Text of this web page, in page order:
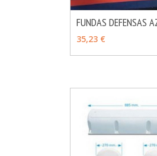
FUNDAS DEFENSAS
35,23 €